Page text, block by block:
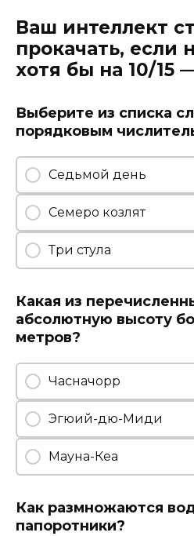
Ваш интеллект
прокачать, если
хотя бы на 10/15
Выберите из списка
порядковым
Седьмой день
Семеро козлят
Три стула
Какая из
абсолютную высоту
метров?
Часначорр
Эгюий-дю-Миди
Мауна-Кеа
Как размножаются
папоротники?